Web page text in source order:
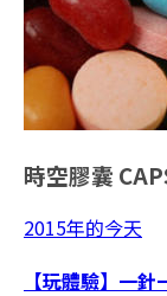
時空膠囊
2015年的今天
【玩體驗】一